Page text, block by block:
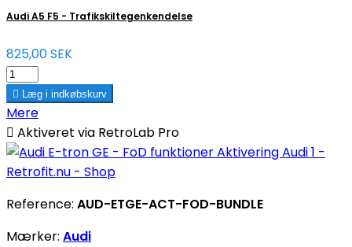
Audi A5 F5 - Trafikskiltegenkendelse
825,00 SEK
 Læg i indkøbskurv
Mere
 Aktiveret via RetroLab Pro
Reference: AUD-ETGE-ACT-FOD-BUNDLE
Mærker: Audi